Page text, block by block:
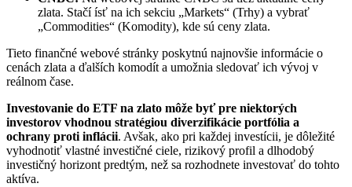
zlata. Stačí ísť na ich sekciu „Markets“ (Trhy) a vybrať
„Commodities“ (Komodity), kde sú ceny zlata.
Tieto finančné webové stránky poskytnú najnovšie informácie o
cenách zlata a ďalších komodít a umožnia sledovať ich vývoj v
reálnom čase.
Investovanie do ETF na zlato môže byť pre niektorých
investorov vhodnou stratégiou diverzifikácie portfólia a
ochrany proti inflácii. Avšak, ako pri každej investícii, je dôležité
vyhodnotiť vlastné investičné ciele, rizikový profil a dlhodobý
investičný horizont predtým, než sa rozhodnete investovať do tohto
aktíva.